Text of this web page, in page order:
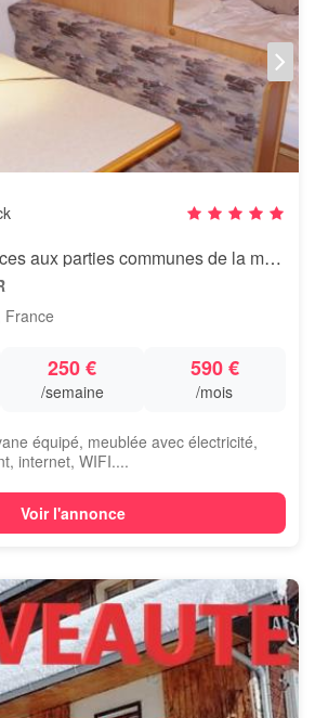
Caravane avec acces aux parties communes de la maison à coté
France
250 €
/semaine
590 €
/mois
équipé, meublée avec électricité,
internet, WIFI....
Voir l'annonce